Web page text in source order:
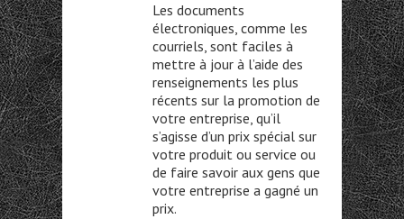
Les documents
électroniques, comme les
courriels, sont faciles à
mettre à jour à l’aide des
renseignements les plus
récents sur la promotion de
votre entreprise, qu’il
s’agisse d’un prix spécial sur
votre produit ou service ou
de faire savoir aux gens que
votre entreprise a gagné un
prix.